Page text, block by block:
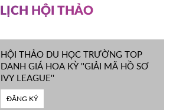
LỊCH HỘI THẢO
HỘI THẢO DU HỌC TRƯỜNG TOP
DANH GIÁ HOA KỲ ''GIẢI MÃ HỒ SƠ
IVY LEAGUE''
ĐĂNG KÝ